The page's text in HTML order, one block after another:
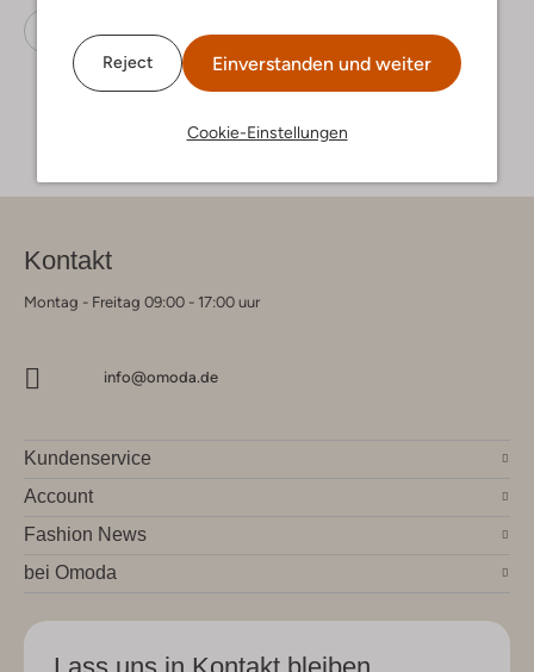
Reject Einverstanden und weiter
Cookie-Einstellungen
Stiefeletten Lina Locchi Wildleder
Kontakt
Montag - Freitag 09:00 - 17:00 uur
info@omoda.de
Kundenservice
Account
Fashion News
bei Omoda